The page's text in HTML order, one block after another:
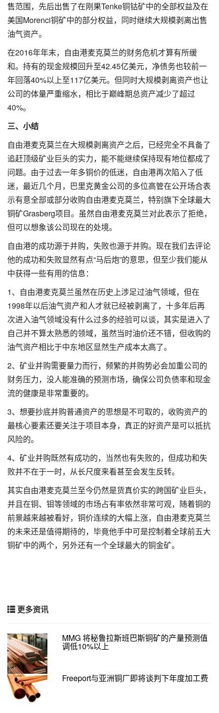
售范围，先后出售了在刚果Tenke铜钴矿中的全部权益及在
美国Morenci铜矿中的部分权益，同时继续大规模剥离出售
油气资产。
在2016年年末，自由港麦克莫兰的财务危机才算有所缓
和。持有的现金规模回升至42.45亿美元，净债务也较前一
年回落40%以上至117亿美元。但同时大规模剥离资产也让
公司的体量严重缩水，相比于巅峰期总资产减少了超过
40%。
三、小结
自由港麦克莫兰在大规模剥离资产之后，已经完全不具备了
追赶顶级矿业巨头的实力，能不能继续保持现有地位都成了
问题。由于过去一年多铜价的低迷，自由港再次陷入了低
迷，最近几个月，巴里克黄金公司的多位高管在公开场合表
示有意全部或部分收购自由港麦克莫兰，特别旗下全球最大
铜矿Grasberg项目。虽然自由港麦克莫兰对此表示了拒绝，
但可以想象该公司现在的处境。
自由港的成功源于并购，失败也源于并购。现在我们去评论
他的成功和失败显然有点“马后炮”的意思，但至少我们能从
中获得一些有用的信息：
1、自由港麦克莫兰虽然在历史上涉足过油气领域，但在
1998年以后油气资产和人才就已经被剥离了，十多年后再
次进入油气领域没有什么过多的经验可以谈，其实是进入了
自己并不算太熟悉的领域，虽然当时油价还不错，但收购的
油气资产相比于中东地区显然生产成本太高了。
2、矿业并购需要量力而行，频繁的并购势必会加重公司的
财务压力，没人能准确的预测市场，确保公司负债率和现金
流的健康是非常重要的。
3、想要抄底并购普通资产的思想是不可取的，收购资产的
最核心要素还要关注于项目本身，真正的好资产是可以抵抗
风险的。
4、矿业并购既然有成功的，当然也有失败的，但成功和失
败并不在于一时，从长尺度来看甚至会发生反转。
其实自由港麦克莫兰至今仍然是货真价实的跨国矿业巨头，
并且在铜、钼等领域的市场占有率依然非常可观，随着铜的
前景越来越被看好，铜价连续的大幅上涨，自由港麦克莫兰
的未来还是值得期待的，毕竟他手中可是控制着全球前五大
铜矿中的两个，另外还有一个全球最大的铜金矿。
更多资讯
MMG 将秘鲁拉斯班巴斯铜矿的产量预测值
调低10%以上
Freeport与亚洲铜厂即将谈判下年度加工费